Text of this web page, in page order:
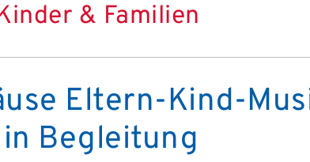
& Familien
Eltern-Kind-
Begleitung